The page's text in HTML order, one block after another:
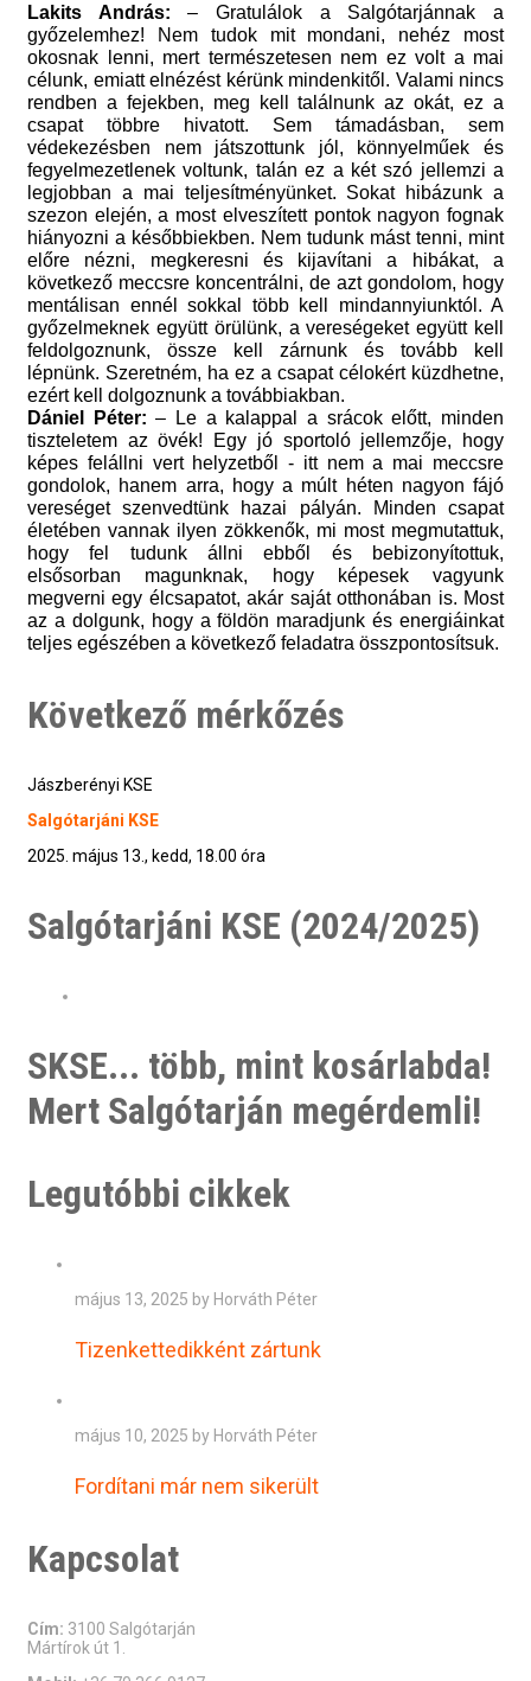
Lakits András: – Gratulálok a Salgótarjánnak a
győzelemhez! Nem tudok mit mondani, nehéz most
okosnak lenni, mert természetesen nem ez volt a mai
célunk, emiatt elnézést kérünk mindenkitől. Valami nincs
rendben a fejekben, meg kell találnunk az okát, ez a
csapat többre hivatott. Sem támadásban, sem
védekezésben nem játszottunk jól, könnyelműek és
fegyelmezetlenek voltunk, talán ez a két szó jellemzi a
legjobban a mai teljesítményünket. Sokat hibázunk a
szezon elején, a most elveszített pontok nagyon fognak
hiányozni a későbbiekben. Nem tudunk mást tenni, mint
előre nézni, megkeresni és kijavítani a hibákat, a
következő meccsre koncentrálni, de azt gondolom, hogy
mentálisan ennél sokkal több kell mindannyiunktól. A
győzelmeknek együtt örülünk, a vereségeket együtt kell
feldolgoznunk, össze kell zárnunk és tovább kell
lépnünk. Szeretném, ha ez a csapat célokért küzdhetne,
ezért kell dolgoznunk a továbbiakban.
Dániel Péter: – Le a kalappal a srácok előtt, minden
tiszteletem az övék! Egy jó sportoló jellemzője, hogy
képes felállni vert helyzetből - itt nem a mai meccsre
gondolok, hanem arra, hogy a múlt héten nagyon fájó
vereséget szenvedtünk hazai pályán. Minden csapat
életében vannak ilyen zökkenők, mi most megmutattuk,
hogy fel tudunk állni ebből és bebizonyítottuk,
elsősorban magunknak, hogy képesek vagyunk
megverni egy élcsapatot, akár saját otthonában is. Most
az a dolgunk, hogy a földön maradjunk és energiáinkat
teljes egészében a következő feladatra összpontosítsuk.
Következő mérkőzés
Jászberényi KSE
Salgótarjáni KSE
2025. május 13., kedd, 18.00 óra
Salgótarjáni KSE (2024/2025)
SKSE... több, mint kosárlabda!
Mert Salgótarján megérdemli!
Legutóbbi cikkek
május 13, 2025 by Horváth Péter
Tizenkettedikként zártunk
május 10, 2025 by Horváth Péter
Fordítani már nem sikerült
Kapcsolat
Cím: 3100 Salgótarján
Mártírok út 1.